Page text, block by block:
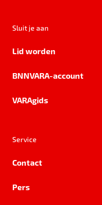
Sluit je aan
Lid worden
BNNVARA-account
VARAgids
Service
Contact
Pers